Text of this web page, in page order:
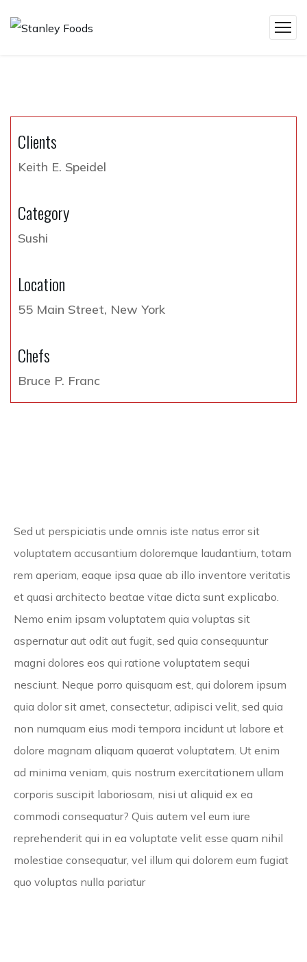
Clients
Keith E. Speidel
Category
Sushi
Location
55 Main Street, New York
Chefs
Bruce P. Franc
TunaSushi
Sed ut perspiciatis unde omnis iste natus error sit
voluptatem accusantium doloremque laudantium, totam
rem aperiam, eaque ipsa quae ab illo inventore veritatis
et quasi architecto beatae vitae dicta sunt explicabo.
Nemo enim ipsam voluptatem quia voluptas sit
aspernatur aut odit aut fugit, sed quia consequuntur
magni dolores eos qui ratione voluptatem sequi
nesciunt. Neque porro quisquam est, qui dolorem ipsum
quia dolor sit amet, consectetur, adipisci velit, sed quia
non numquam eius modi tempora incidunt ut labore et
dolore magnam aliquam quaerat voluptatem. Ut enim
ad minima veniam, quis nostrum exercitationem ullam
corporis suscipit laboriosam, nisi ut aliquid ex ea
commodi consequatur? Quis autem vel eum iure
reprehenderit qui in ea voluptate velit esse quam nihil
molestiae consequatur, vel illum qui dolorem eum fugiat
quo voluptas nulla pariatur